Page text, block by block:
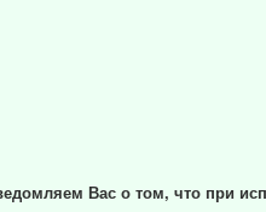
Вас о том, что при